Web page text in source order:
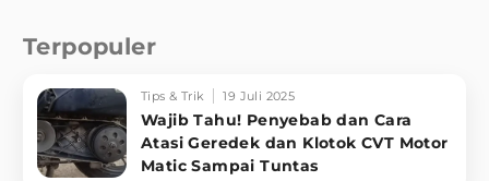
Terpopuler
Tips & Trik 19 Juli 2025
Wajib Tahu! Penyebab dan Cara
Atasi Geredek dan Klotok CVT Motor
Matic Sampai Tuntas